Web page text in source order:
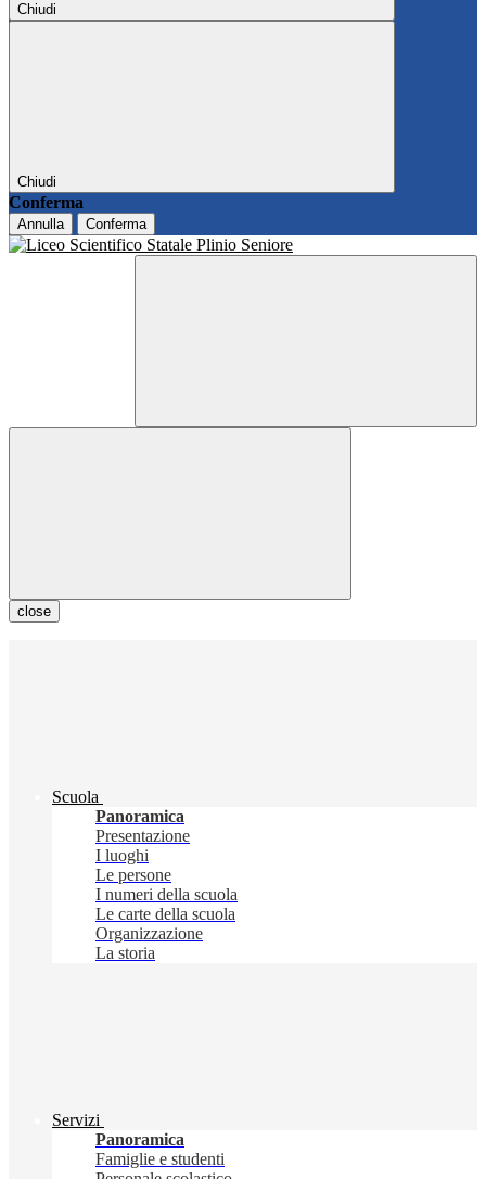
Chiudi
Chiudi
Conferma
Annulla Conferma
close
Scuola
Panoramica
Presentazione
I luoghi
Le persone
I numeri della scuola
Le carte della scuola
Organizzazione
La storia
Servizi
Panoramica
Famiglie e studenti